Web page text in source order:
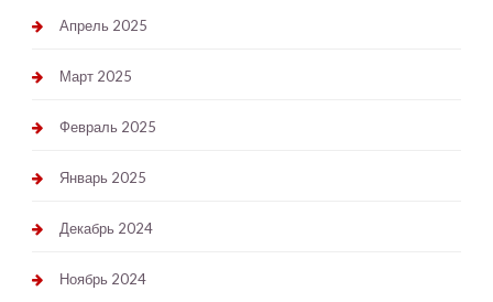
Апрель 2025
Март 2025
Февраль 2025
Январь 2025
Декабрь 2024
Ноябрь 2024